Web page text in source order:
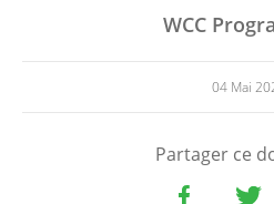
WCC
04 Mai
Partager ce